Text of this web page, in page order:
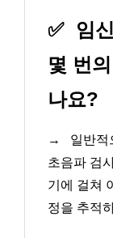
✅
임
몇 번
나요?
→
일반적
초음파 검
기에 걸쳐
정을 추적